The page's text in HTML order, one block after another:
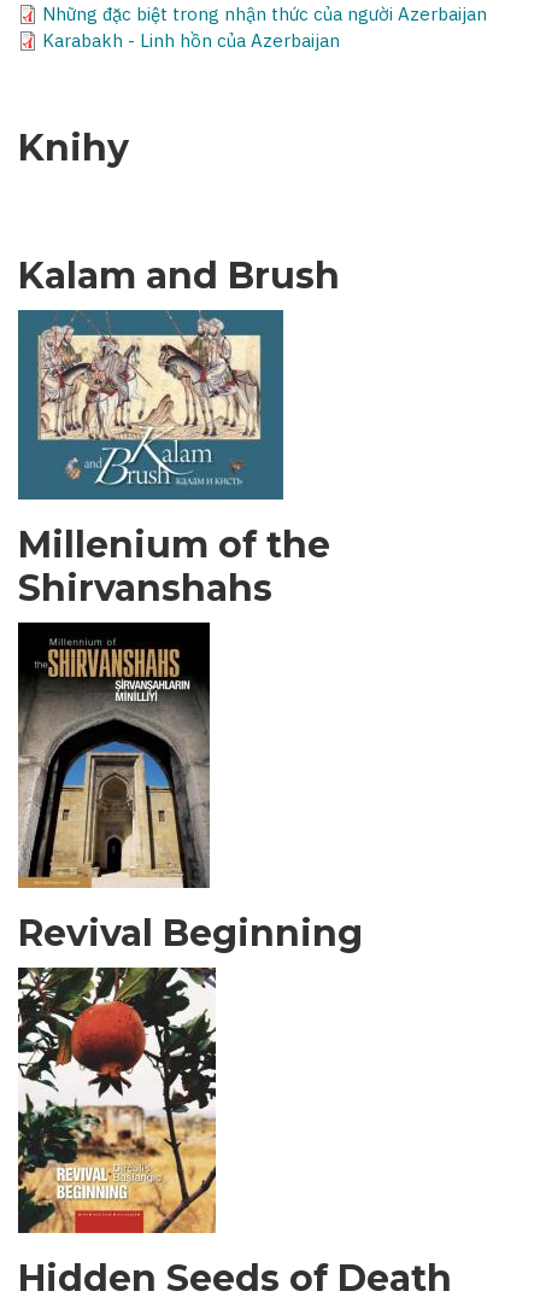
Những đặc biệt trong nhận thức của người Azerbaijan
Karabakh - Linh hồn của Azerbaijan
Knihy
Kalam and Brush
Millenium of the
Shirvanshahs
Revival Beginning
Hidden Seeds of Death